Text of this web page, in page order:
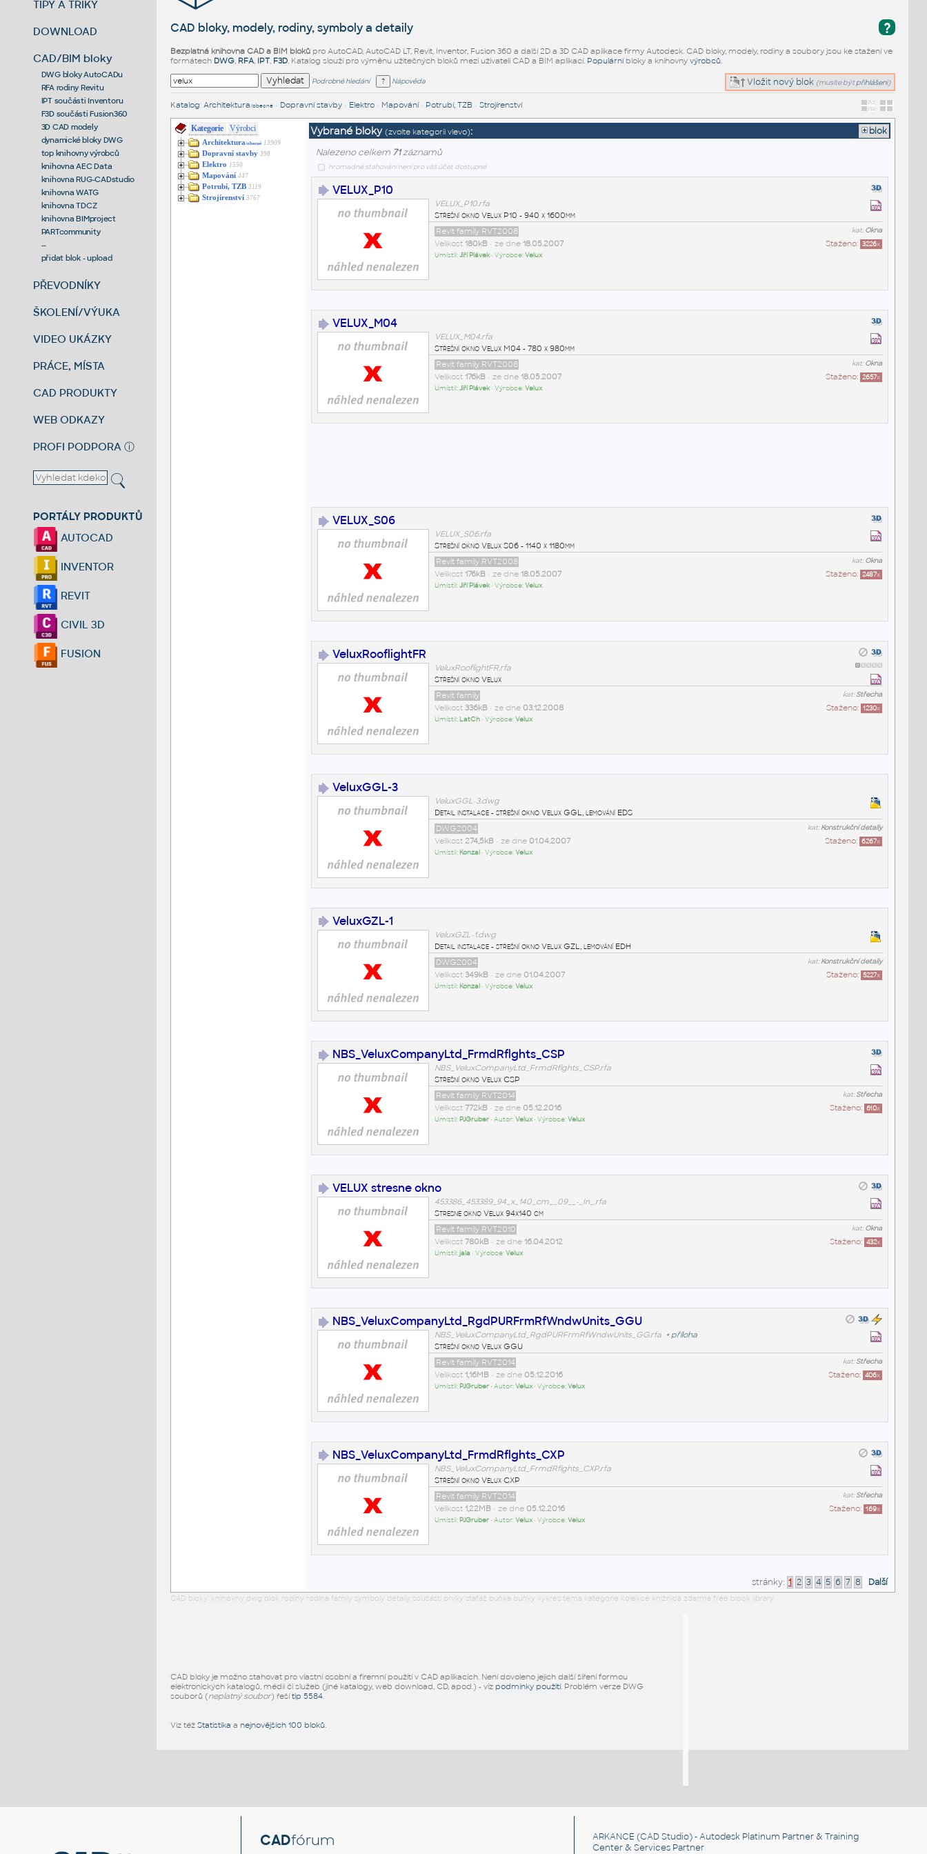
TIPY A TRIKY
DOWNLOAD
CAD/BIM bloky
DWG bloky AutoCADu
RFA rodiny Revitu
IPT součásti Inventoru
F3D součásti Fusion360
3D CAD modely
dynamické bloky DWG
top knihovny výrobců
knihovna AEC Data
knihovna RUG-CADstudio
knihovna WATG
knihovna TDCZ
knihovna BIMproject
PARTcommunity
--
přidat blok - upload
PŘEVODNÍKY
ŠKOLENÍ/VÝUKA
VIDEO UKÁZKY
PRÁCE, MÍSTA
CAD PRODUKTY
WEB ODKAZY
PROFI PODPORA ⓘ
PORTÁLY PRODUKTŮ
AUTOCAD
INVENTOR
REVIT
CIVIL 3D
FUSION
?
CAD bloky, modely, rodiny, symboly a detaily
Bezplatná knihovna CAD a BIM blokůpro AutoCAD, AutoCAD LT, Revit, Inventor, Fusion 360 a další 2D a 3D CAD aplikace firmy Autodesk. CAD bloky, modely, rodiny a soubory jsou ke stažení ve
formátech DWG, RFA, IPT, F3D. Katalog slouží pro výměnu užitečných bloků mezi uživateli CAD a BIM aplikací. Populárníbloky a knihovny výrobců.
Vložit nový blok (musíte být přihlášeni)
Podrobné hledání Nápověda
Katalog: Architektura /obecné• Dopravní stavby• Elektro• Mapování• Potrubí, TZB • Strojírenství
Kategorie Výrobci
Architektura/obecné 13909
Dopravní stavby 398
Elektro 1550
Mapování 447
Potrubí, TZB 3119
Strojírenství 3767
Vybrané bloky (zvolte kategorii vlevo):
blok
Nalezeno celkem 71záznamů
hromadné stahování není pro váš účet dostupné
VELUX_P10
VELUX_P10.rfa
Střešní okno Velux P10 - 940 x 1600mm
kat:Okna
Revit family RVT2008
Staženo: 3226x
Velikost 180kB• ze dne 18.05.2007
Umístil:Jiří Plávek• Výrobce:Velux
VELUX_M04
VELUX_M04.rfa
Střešní okno Velux M04 - 780 x 980mm
kat:Okna
Revit family RVT2008
Staženo: 2657x
Velikost 176kB• ze dne 18.05.2007
Umístil:Jiří Plávek• Výrobce:Velux
VELUX_S06
VELUX_S06.rfa
Střešní okno Velux S06 - 1140 x 1180mm
kat:Okna
Revit family RVT2008
Staženo: 2487x
Velikost 176kB• ze dne 18.05.2007
Umístil:Jiří Plávek• Výrobce:Velux
VeluxRooflightFR
VeluxRooflightFR.rfa
Střešní okno Velux
kat:Střecha
Revit family
Staženo: 1230x
Velikost 336kB• ze dne 03.12.2008
Umístil: LatCh• Výrobce:Velux
VeluxGGL-3
VeluxGGL-3.dwg
Detail instalace - střešní okno Velux GGL, lemování EDS
kat:Konstrukční detaily
DWG2004
Staženo: 6267x
Velikost 274,5kB• ze dne 01.04.2007
Umístil: Konzal • Výrobce:Velux
VeluxGZL-1
VeluxGZL-1.dwg
Detail instalace - střešní okno Velux GZL, lemování EDH
kat:Konstrukční detaily
DWG2004
Staženo: 5227x
Velikost 349kB• ze dne 01.04.2007
Umístil: Konzal• Výrobce:Velux
NBS_VeluxCompanyLtd_FrmdRflghts_CSP
NBS_VeluxCompanyLtd_FrmdRflghts_CSP.rfa
Střešní okno Velux CSP
kat:Střecha
Revit family RVT2014
Staženo: 610x
Velikost 772kB• ze dne 05.12.2016
Umístil: PJGruber• Autor:Velux• Výrobce:Velux
VELUX stresne okno
453386_453389_94_x_140_cm__09__-_In_.rfa
Stresne okno Velux 94x140 cm
kat:Okna
Revit family RVT2010
Staženo: 432x
Velikost 780kB• ze dne 16.04.2012
Umístil:jala • Výrobce:Velux
NBS_VeluxCompanyLtd_RgdPURFrmRfWndwUnits_GGU
NBS_VeluxCompanyLtd_RgdPURFrmRfWndwUnits_GG.rfa + příloha
Střešní okno Velux GGU
kat:Střecha
Revit family RVT2014
Staženo: 406x
Velikost 1,16MB• ze dne 05.12.2016
Umístil: PJGruber• Autor:Velux• Výrobce:Velux
NBS_VeluxCompanyLtd_FrmdRflghts_CXP
NBS_VeluxCompanyLtd_FrmdRflghts_CXP.rfa
Střešní okno Velux CXP
kat:Střecha
Revit family RVT2014
Staženo: 169x
Velikost 1,22MB• ze dne 05.12.2016
Umístil: PJGruber• Autor:Velux• Výrobce:Velux
stránky: 1 2 3 4 5 6 7 8 Další
CAD bloky: knihovny dwg blok rodiny rodina family symboly detaily součásti prvky stafáž buňka buňky výkres téma kategorie kolekce knižnica zdarma free block library
CAD bloky je možno stahovat pro vlastní osobní a firemní použití v CAD aplikacích. Není dovoleno jejich další šíření formou
elektronických katalogů, médií či služeb (jiné katalogy, web download, CD, apod.) - viz podmínky použití. Problém verze DWG
souborů (neplatný soubor) řešítip 5584.
Viz též Statistika a nejnovějších 100 bloků.
CADfórum ARKANCE (CAD Studio) - Autodesk Platinum Partner & Training
Center & Services Partner